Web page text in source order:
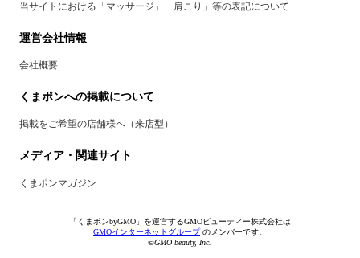
当サイトにおける「マッサージ」「肩こり」等の表記について
運営会社情報
会社概要
くまポンへの掲載について
掲載をご希望の店舗様へ（来店型）
メディア・関連サイト
くまポンマガジン
「くまポンbyGMO」を運営するGMOビューティー株式会社は
GMOインターネットグループのメンバーです。
©GMO beauty, Inc.